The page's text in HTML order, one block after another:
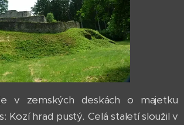
v zemských deskách o majetku
Kozí hrad pustý. Celá staletí sloužil v